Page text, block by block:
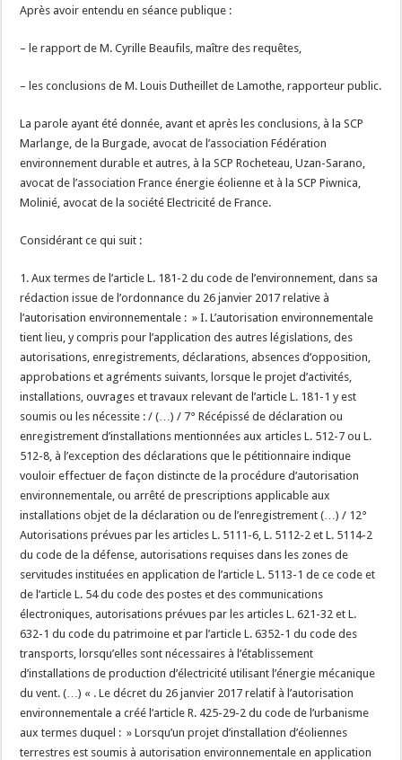
Après avoir entendu en séance publique :
– le rapport de M. Cyrille Beaufils, maître des requêtes,
– les conclusions de M. Louis Dutheillet de Lamothe, rapporteur public.
La parole ayant été donnée, avant et après les conclusions, à la SCP
Marlange, de la Burgade, avocat de l’association Fédération
environnement durable et autres, à la SCP Rocheteau, Uzan-Sarano,
avocat de l’association France énergie éolienne et à la SCP Piwnica,
Molinié, avocat de la société Electricité de France.
Considérant ce qui suit :
1. Aux termes de l’article L. 181-2 du code de l’environnement, dans sa
rédaction issue de l’ordonnance du 26 janvier 2017 relative à
l’autorisation environnementale : » I. L’autorisation environnementale
tient lieu, y compris pour l’application des autres législations, des
autorisations, enregistrements, déclarations, absences d’opposition,
approbations et agréments suivants, lorsque le projet d’activités,
installations, ouvrages et travaux relevant de l’article L. 181-1 y est
soumis ou les nécessite : / (…) / 7° Récépissé de déclaration ou
enregistrement d’installations mentionnées aux articles L. 512-7 ou L.
512-8, à l’exception des déclarations que le pétitionnaire indique
vouloir effectuer de façon distincte de la procédure d’autorisation
environnementale, ou arrêté de prescriptions applicable aux
installations objet de la déclaration ou de l’enregistrement (…) / 12°
Autorisations prévues par les articles L. 5111-6, L. 5112-2 et L. 5114-2
du code de la défense, autorisations requises dans les zones de
servitudes instituées en application de l’article L. 5113-1 de ce code et
de l’article L. 54 du code des postes et des communications
électroniques, autorisations prévues par les articles L. 621-32 et L.
632-1 du code du patrimoine et par l’article L. 6352-1 du code des
transports, lorsqu’elles sont nécessaires à l’établissement
d’installations de production d’électricité utilisant l’énergie mécanique
du vent. (…) « . Le décret du 26 janvier 2017 relatif à l’autorisation
environnementale a créé l’article R. 425-29-2 du code de l’urbanisme
aux termes duquel : » Lorsqu’un projet d’installation d’éoliennes
terrestres est soumis à autorisation environnementale en application